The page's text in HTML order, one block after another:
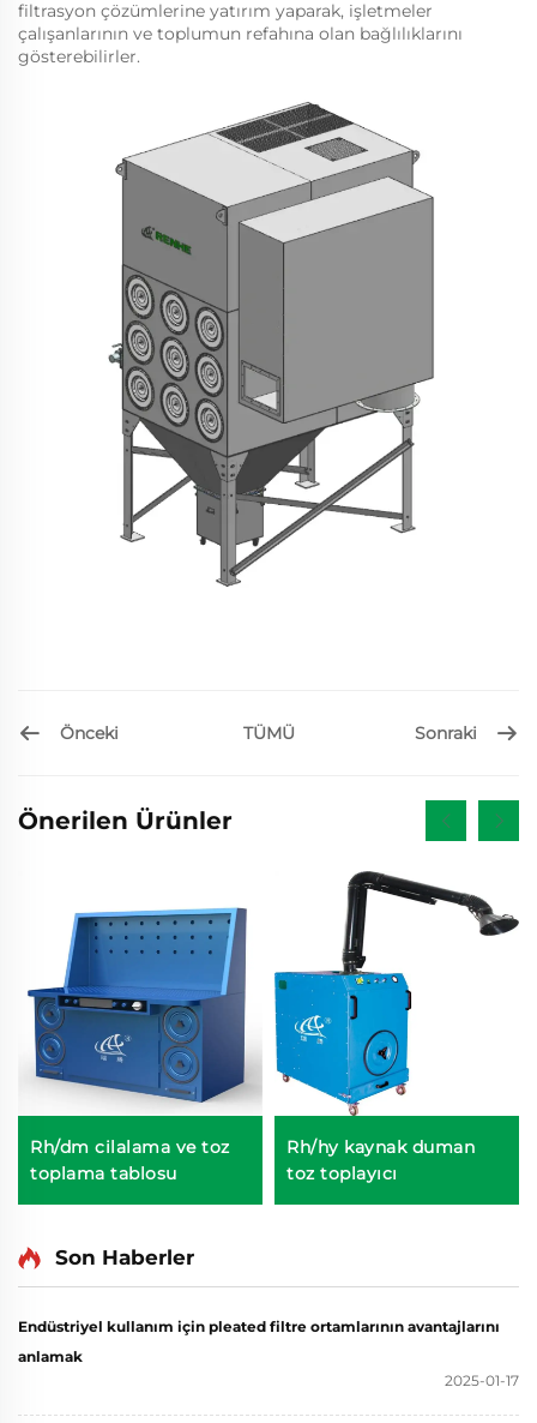
filtrasyon çözümlerine yatırım yaparak, işletmeler
çalışanlarının ve toplumun refahına olan bağlılıklarını
gösterebilirler.
Önceki TÜMÜ Sonraki
Önerilen Ürünler
Rh/dm cilalama ve toz
toplama tablosu
Rh/hy kaynak duman
toz toplayıcı
Son Haberler
Endüstriyel kullanım için pleated filtre ortamlarının avantajlarını
anlamak
2025-01-17